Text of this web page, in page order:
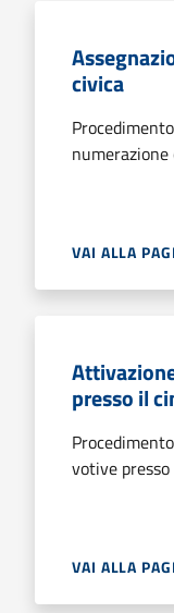
civica
numerazione
VAI ALLA
presso il
votive
VAI ALLA